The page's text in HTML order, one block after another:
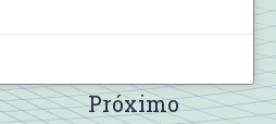
Próximo